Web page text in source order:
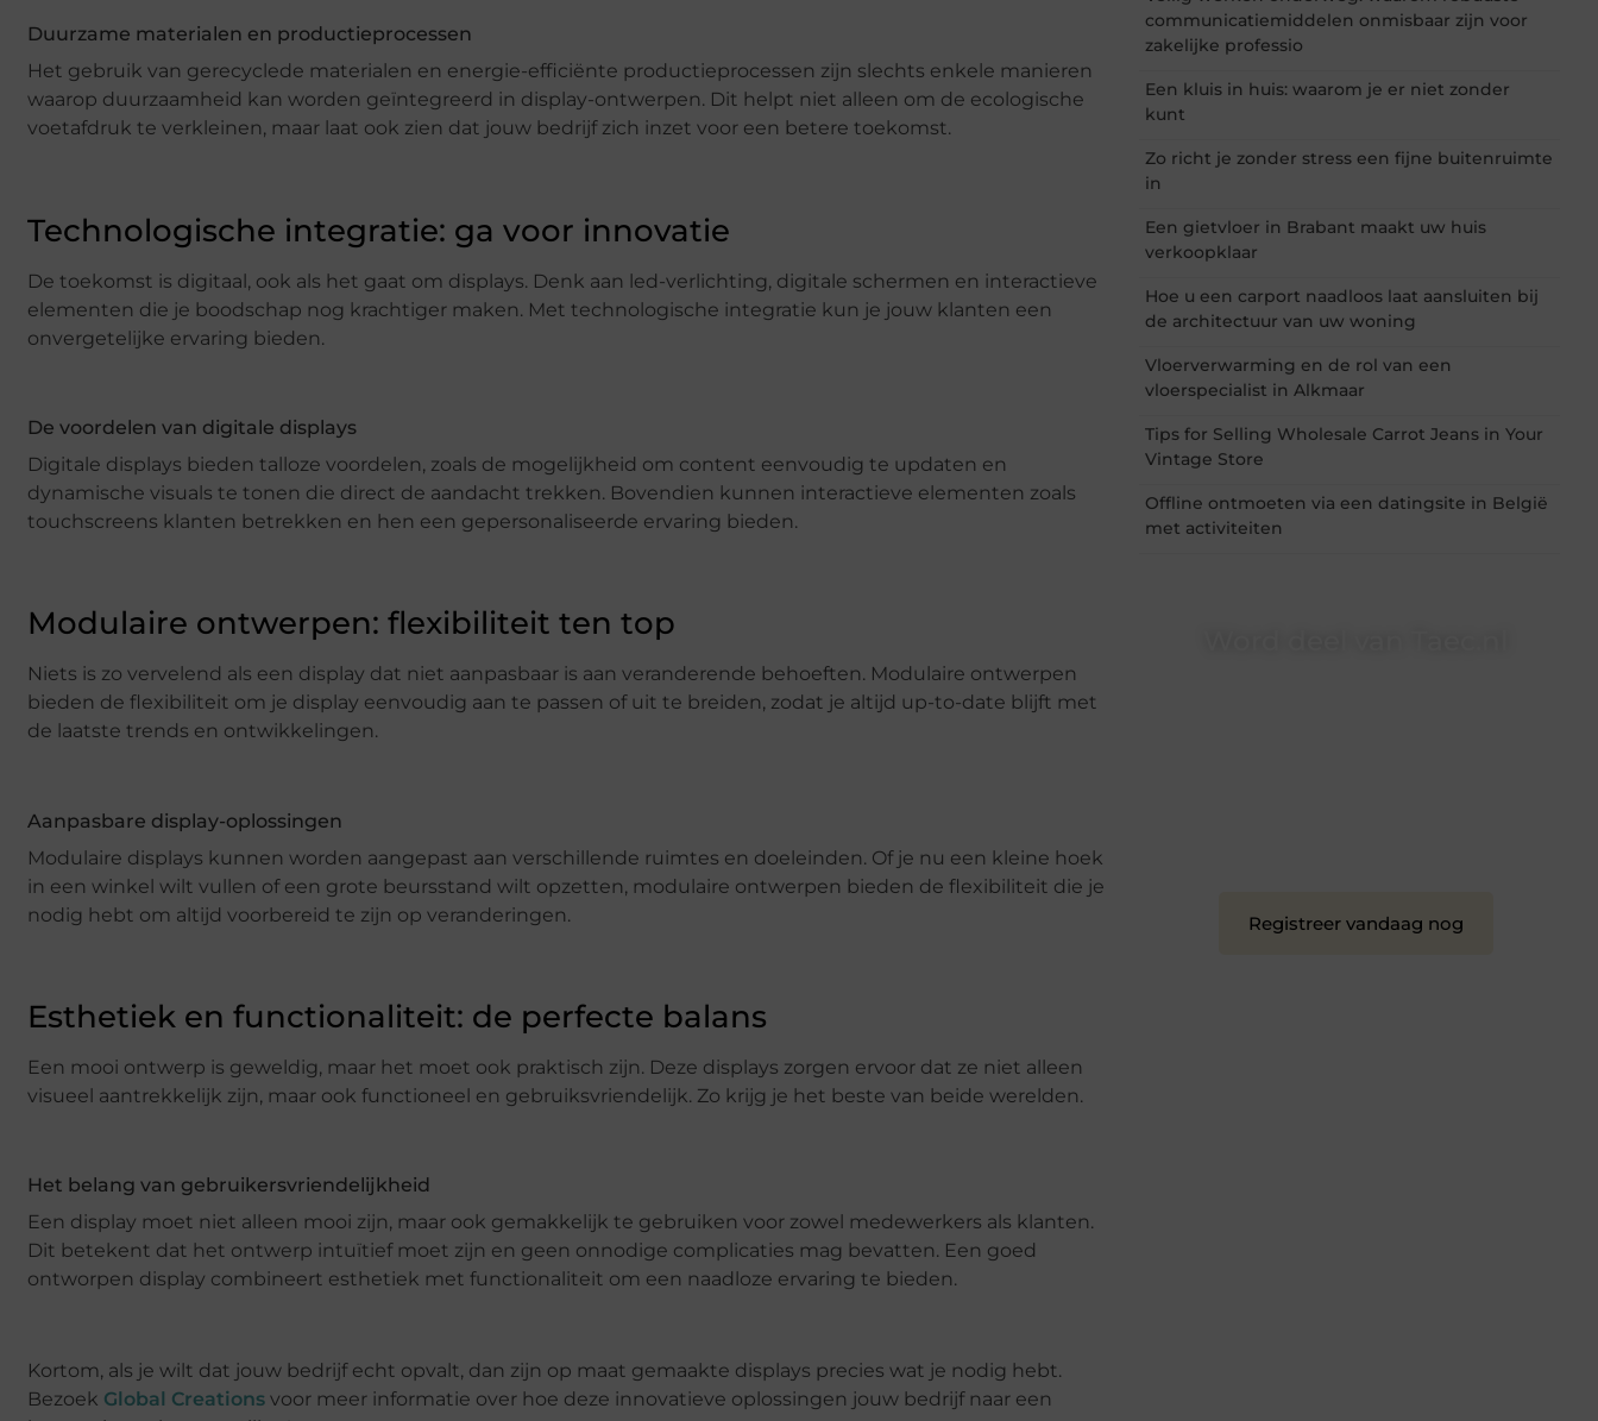
Duurzame materialen en productieprocessen
Het gebruik van gerecyclede materialen en energie-efficiënte productieprocessen zijn slechts enkele manieren
waarop duurzaamheid kan worden geïntegreerd in display-ontwerpen. Dit helpt niet alleen om de ecologische
voetafdruk te verkleinen, maar laat ook zien dat jouw bedrijf zich inzet voor een betere toekomst.
Technologische integratie: ga voor innovatie
De toekomst is digitaal, ook als het gaat om displays. Denk aan led-verlichting, digitale schermen en interactieve
elementen die je boodschap nog krachtiger maken. Met technologische integratie kun je jouw klanten een
onvergetelijke ervaring bieden.
De voordelen van digitale displays
Digitale displays bieden talloze voordelen, zoals de mogelijkheid om content eenvoudig te updaten en
dynamische visuals te tonen die direct de aandacht trekken. Bovendien kunnen interactieve elementen zoals
touchscreens klanten betrekken en hen een gepersonaliseerde ervaring bieden.
Modulaire ontwerpen: flexibiliteit ten top
Niets is zo vervelend als een display dat niet aanpasbaar is aan veranderende behoeften. Modulaire ontwerpen
bieden de flexibiliteit om je display eenvoudig aan te passen of uit te breiden, zodat je altijd up-to-date blijft met
de laatste trends en ontwikkelingen.
Aanpasbare display-oplossingen
Modulaire displays kunnen worden aangepast aan verschillende ruimtes en doeleinden. Of je nu een kleine hoek
in een winkel wilt vullen of een grote beursstand wilt opzetten, modulaire ontwerpen bieden de flexibiliteit die je
nodig hebt om altijd voorbereid te zijn op veranderingen.
Esthetiek en functionaliteit: de perfecte balans
Een mooi ontwerp is geweldig, maar het moet ook praktisch zijn. Deze displays zorgen ervoor dat ze niet alleen
visueel aantrekkelijk zijn, maar ook functioneel en gebruiksvriendelijk. Zo krijg je het beste van beide werelden.
Het belang van gebruikersvriendelijkheid
Een display moet niet alleen mooi zijn, maar ook gemakkelijk te gebruiken voor zowel medewerkers als klanten.
Dit betekent dat het ontwerp intuïtief moet zijn en geen onnodige complicaties mag bevatten. Een goed
ontworpen display combineert esthetiek met functionaliteit om een naadloze ervaring te bieden.
Kortom, als je wilt dat jouw bedrijf echt opvalt, dan zijn op maat gemaakte displays precies wat je nodig hebt.
Bezoek Global Creations voor meer informatie over hoe deze innovatieve oplossingen jouw bedrijf naar een
communicatiemiddelen onmisbaar zijn voor
zakelijke professio
Een kluis in huis: waarom je er niet zonder
kunt
Zo richt je zonder stress een fijne buitenruimte
in
Een gietvloer in Brabant maakt uw huis
verkoopklaar
Hoe u een carport naadloos laat aansluiten bij
de architectuur van uw woning
Vloerverwarming en de rol van een
vloerspecialist in Alkmaar
Tips for Selling Wholesale Carrot Jeans in Your
Vintage Store
Offline ontmoeten via een datingsite in België
met activiteiten
Registreer vandaag nog